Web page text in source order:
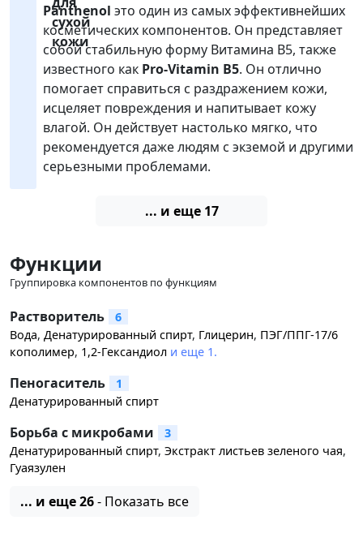
Panthenol это один из самых эффективнейших
косметических компонентов. Он представляет
собой стабильную форму Витамина В5, также
известного как Pro-Vitamin B5. Он отлично
помогает справиться с раздражением кожи,
исцеляет повреждения и напитывает кожу
влагой. Он действует настолько мягко, что
рекомендуется даже людям с экземой и другими
серьезными проблемами.
... и еще 17
Функции
Группировка компонентов по функциям
Растворитель
6
Вода, Денатурированный спирт, Глицерин, ПЭГ/ППГ-17/6
кополимер, 1,2-Гександиол и еще 1.
Пеногаситель
1
Денатурированный спирт
Борьба с микробами
3
Денатурированный спирт, Экстракт листьев зеленого чая,
Гуаязулен
... и еще 26- Показать все